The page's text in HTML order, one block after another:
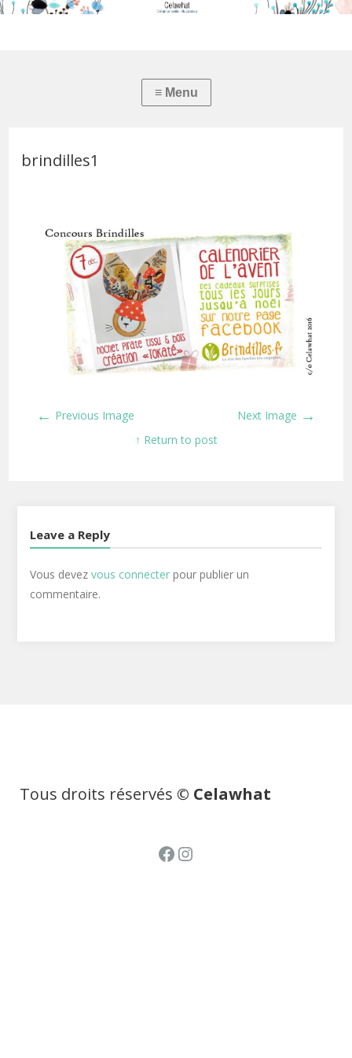
brindilles1
← Previous Image Next Image →
↑ Return to post
Leave a Reply
Vous devez vous connecterpour publier un
commentaire.
Tous droits réservés © Celawhat
Facebook
Instagram